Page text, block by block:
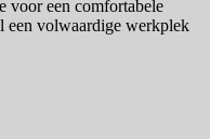
voor een comfortabele
een volwaardige werkplek